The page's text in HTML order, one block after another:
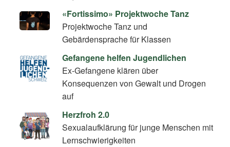
«Fortissimo» Projektwoche Tanz
Projektwoche Tanz und
Gebärdensprache für Klassen
Gefangene helfen Jugendlichen
Ex-Gefangene klären über
Konsequenzen von Gewalt und Drogen
auf
Herzfroh 2.0
Sexualaufklärung für junge Menschen mit
Lernschwierigkeiten